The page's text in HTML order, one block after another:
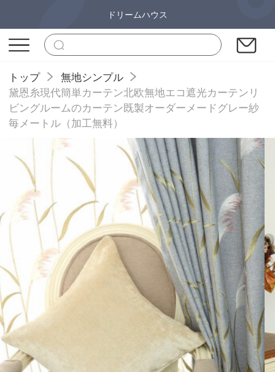
ドリームハウス
トップ
無地シンプル
黛恩糸現代簡単カーテン北欧無地エコ遮光カーテンリ
ビングルームのカーテン既製オーダーメードグレー紗
毎メートル（加工無料）